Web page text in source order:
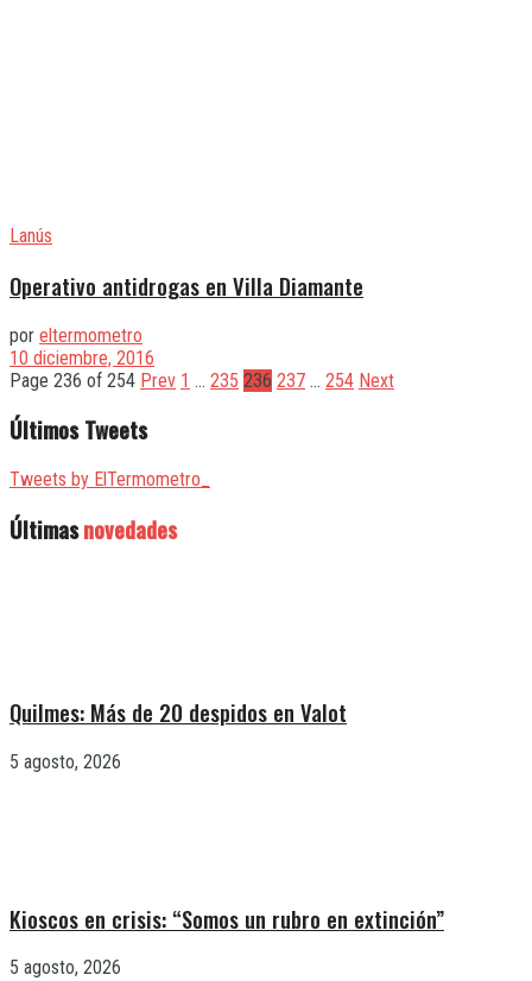
Lanús
Operativo antidrogas en Villa Diamante
por eltermometro
10 diciembre, 2016
Page 236 of 254 Prev 1 … 235 236 237 … 254 Next
Últimos Tweets
Tweets by ElTermometro_
Últimasnovedades
Quilmes: Más de 20 despidos en Valot
5 agosto, 2026
Kioscos en crisis: “Somos un rubro en extinción”
5 agosto, 2026